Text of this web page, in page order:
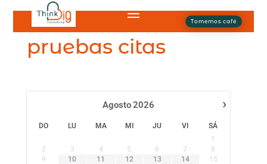
Tomemos café
pruebas citas
›
Agosto2026
DO LU MA MI JU VI
SÁ
1
2
3 4 5 6 7
8
9
10 11 12 13 14
15